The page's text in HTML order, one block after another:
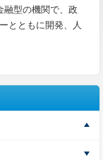
融型の機関で、政
とともに開発、人